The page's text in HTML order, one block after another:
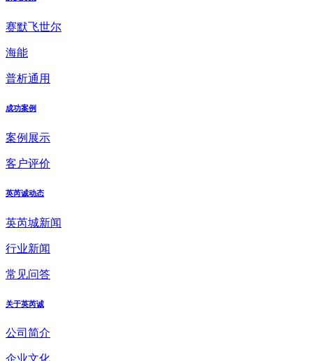
赛默飞世尔
海能
普析通用
成功案例
案例展示
客户评价
英芮诚动态
英芮城新闻
行业新闻
常见问答
关于英芮诚
公司简介